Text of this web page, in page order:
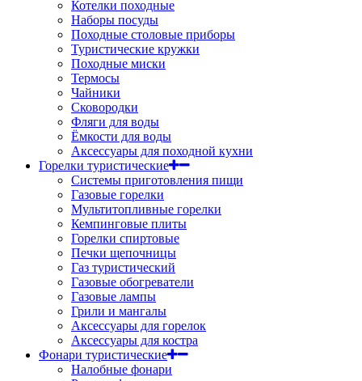
Котелки походные
Наборы посуды
Походные столовые приборы
Туристические кружки
Походные миски
Термосы
Чайники
Сковородки
Фляги для воды
Ёмкости для воды
Аксессуары для походной кухни
Горелки туристические
Системы приготовления пищи
Газовые горелки
Мультитопливные горелки
Кемпинговые плиты
Горелки спиртовые
Печки щепочницы
Газ туристический
Газовые обогреватели
Газовые лампы
Грили и мангалы
Аксессуары для горелок
Аксессуары для костра
Фонари туристические
Налобные фонари